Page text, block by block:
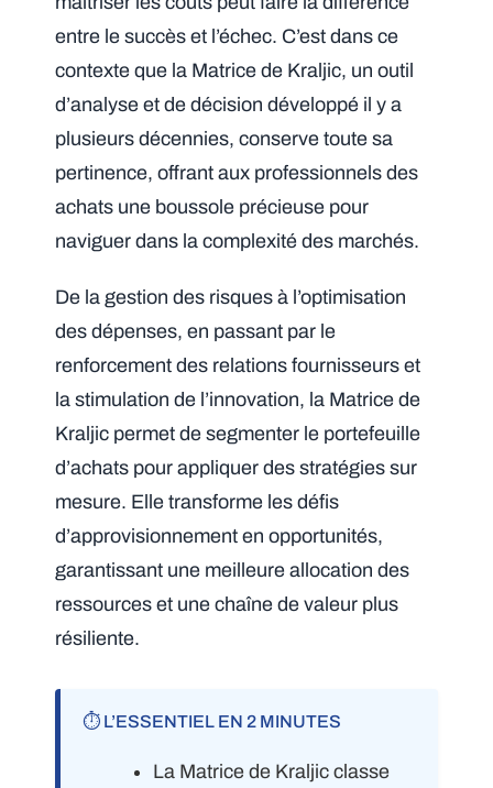
entre le succès et l’échec. C’est dans ce
contexte que la Matrice de Kraljic, un outil
d’analyse et de décision développé il y a
plusieurs décennies, conserve toute sa
pertinence, offrant aux professionnels des
achats une boussole précieuse pour
naviguer dans la complexité des marchés.
De la gestion des risques à l’optimisation
des dépenses, en passant par le
renforcement des relations fournisseurs et
la stimulation de l’innovation, la Matrice de
Kraljic permet de segmenter le portefeuille
d’achats pour appliquer des stratégies sur
mesure. Elle transforme les défis
d’approvisionnement en opportunités,
garantissant une meilleure allocation des
ressources et une chaîne de valeur plus
résiliente.
⏱️ L’ESSENTIEL EN 2 MINUTES
La Matrice de Kraljic classe